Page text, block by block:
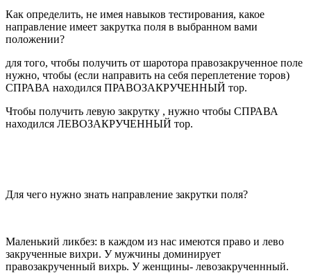
Как определить, не имея навыков тестирования, какое
направление имеет закрутка поля в выбранном вами
положении?
для того, чтобы получить от шаротора правозакрученное поле
нужно, чтобы (если направить на себя переплетение торов)
СПРАВА находился ПРАВОЗАКРУЧЕННЫЙ тор.
Чтобы получить левую закрутку , нужно чтобы СПРАВА
находился ЛЕВОЗАКРУЧЕННЫЙ тор.
Для чего нужно знать направление закрутки поля?
Маленький ликбез: в каждом из нас имеются право и лево
закрученные вихри. У мужчины доминирует
правозакрученный вихрь. У женщины- левозакрученнный.